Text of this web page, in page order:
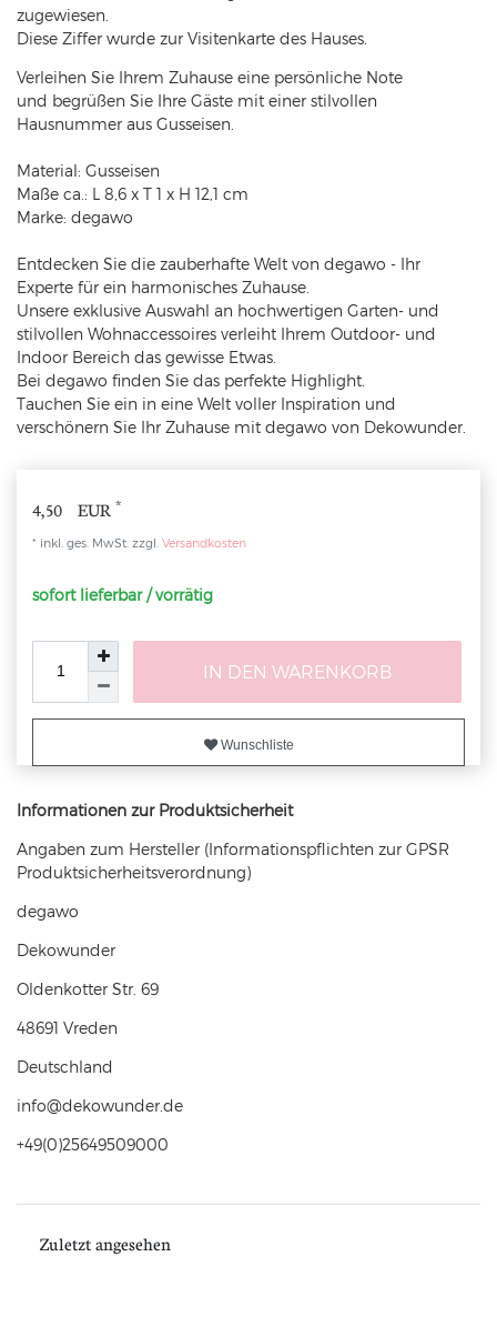
zugewiesen.
Diese Ziffer wurde zur Visitenkarte des Hauses.
Verleihen Sie Ihrem Zuhause eine persönliche Note
und begrüßen Sie Ihre Gäste mit einer stilvollen
Hausnummer aus Gusseisen.
Material: Gusseisen
Maße ca.: L 8,6 x T 1 x H 12,1 cm
Marke: degawo
Entdecken Sie die zauberhafte Welt von degawo - Ihr
Experte für ein harmonisches Zuhause.
Unsere exklusive Auswahl an hochwertigen Garten- und
stilvollen Wohnaccessoires verleiht Ihrem Outdoor- und
Indoor Bereich das gewisse Etwas.
Bei degawo finden Sie das perfekte Highlight.
Tauchen Sie ein in eine Welt voller Inspiration und
verschönern Sie Ihr Zuhause mit degawo von Dekowunder.
4,50 EUR *
* inkl. ges. MwSt. zzgl. Versandkosten
sofort lieferbar / vorrätig
IN DEN WARENKORB
Wunschliste
Informationen zur Produktsicherheit
Angaben zum Hersteller (Informationspflichten zur GPSR
Produktsicherheitsverordnung)
degawo
Dekowunder
Oldenkotter Str. 69
48691 Vreden
Deutschland
info@dekowunder.de
+49(0)25649509000
Zuletzt angesehen